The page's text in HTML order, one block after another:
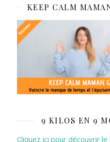
KEEP CALM
9 KILOS EN 9
Cliquez ici pour découvrir le